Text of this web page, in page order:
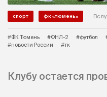
спорт фк «тюмень»
#ФК Тюмень #ФНЛ-2 #футбол
#новости России
#тк
Клубу остается